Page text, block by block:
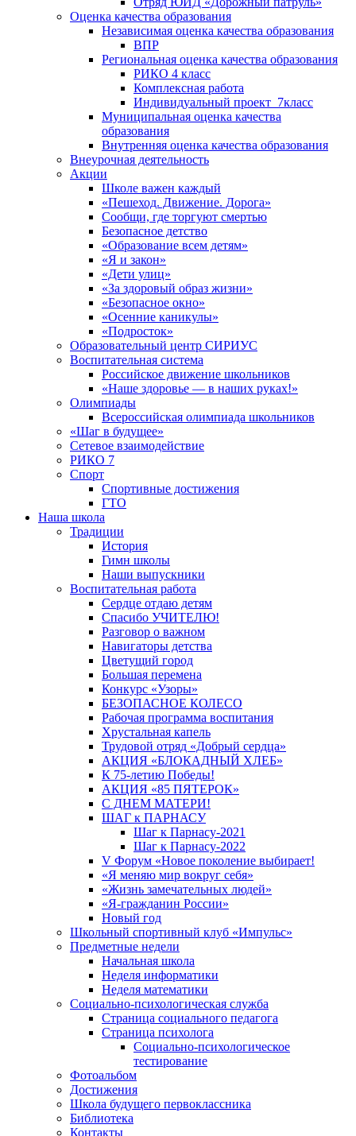
Оценка качества образования
Независимая оценка качества образования
ВПР
Региональная оценка качества образования
РИКО 4 класс
Комплексная работа
Индивидуальный проект_7класс
Муниципальная оценка качества
образования
Внутренняя оценка качества образования
Внеурочная деятельность
Акции
Школе важен каждый
«Пешеход. Движение. Дорога»
Сообщи, где торгуют смертью
Безопасное детство
«Образование всем детям»
«Я и закон»
«Дети улиц»
«За здоровый образ жизни»
«Безопасное окно»
«Осенние каникулы»
«Подросток»
Образовательный центр СИРИУС
Воспитательная система
Российское движение школьников
«Наше здоровье — в наших руках!»
Олимпиады
Всероссийская олимпиада школьников
«Шаг в будущее»
Сетевое взаимодействие
РИКО 7
Спорт
Спортивные достижения
ГТО
Наша школа
Традиции
История
Гимн школы
Наши выпускники
Воспитательная работа
Сердце отдаю детям
Спасибо УЧИТЕЛЮ!
Разговор о важном
Навигаторы детства
Цветущий город
Большая перемена
Конкурс «Узоры»
БЕЗОПАСНОЕ КОЛЕСО
Рабочая программа воспитания
Хрустальная капель
Трудовой отряд «Добрый сердца»
АКЦИЯ «БЛОКАДНЫЙ ХЛЕБ»
К 75-летию Победы!
АКЦИЯ «85 ПЯТЕРОК»
С ДНЕМ МАТЕРИ!
ШАГ к ПАРНАСУ
Шаг к Парнасу-2021
Шаг к Парнасу-2022
V Форум «Новое поколение выбирает!
«Я меняю мир вокруг себя»
«Жизнь замечательных людей»
«Я-гражданин России»
Новый год
Школьный спортивный клуб «Импульс»
Предметные недели
Начальная школа
Неделя информатики
Неделя математики
Социально-психологическая служба
Страница социального педагога
Страница психолога
Социально-психологическое
тестирование
Фотоальбом
Достижения
Школа будущего первоклассника
Библиотека
Контакты